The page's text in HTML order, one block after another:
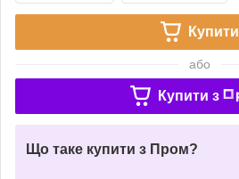
Купити
або
Купити з
Що таке купити з Пром?